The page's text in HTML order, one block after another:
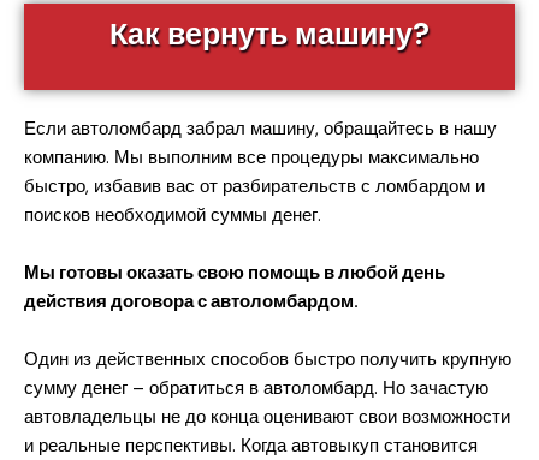
Как вернуть машину?
Если автоломбард забрал машину, обращайтесь в нашу
компанию. Мы выполним все процедуры максимально
быстро, избавив вас от разбирательств с ломбардом и
поисков необходимой суммы денег.
Мы готовы оказать свою помощь в любой день
действия договора с автоломбардом.
Один из действенных способов быстро получить крупную
сумму денег – обратиться в автоломбард. Но зачастую
автовладельцы не до конца оценивают свои возможности
и реальные перспективы. Когда автовыкуп становится